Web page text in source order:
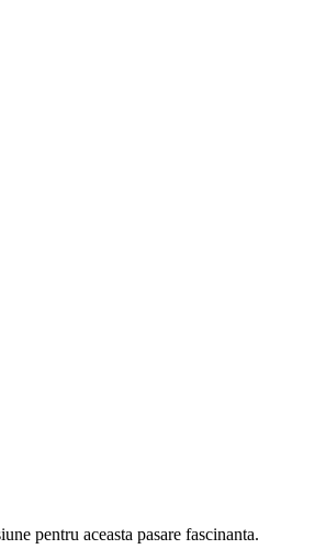
pentru aceasta pasare fascinanta.